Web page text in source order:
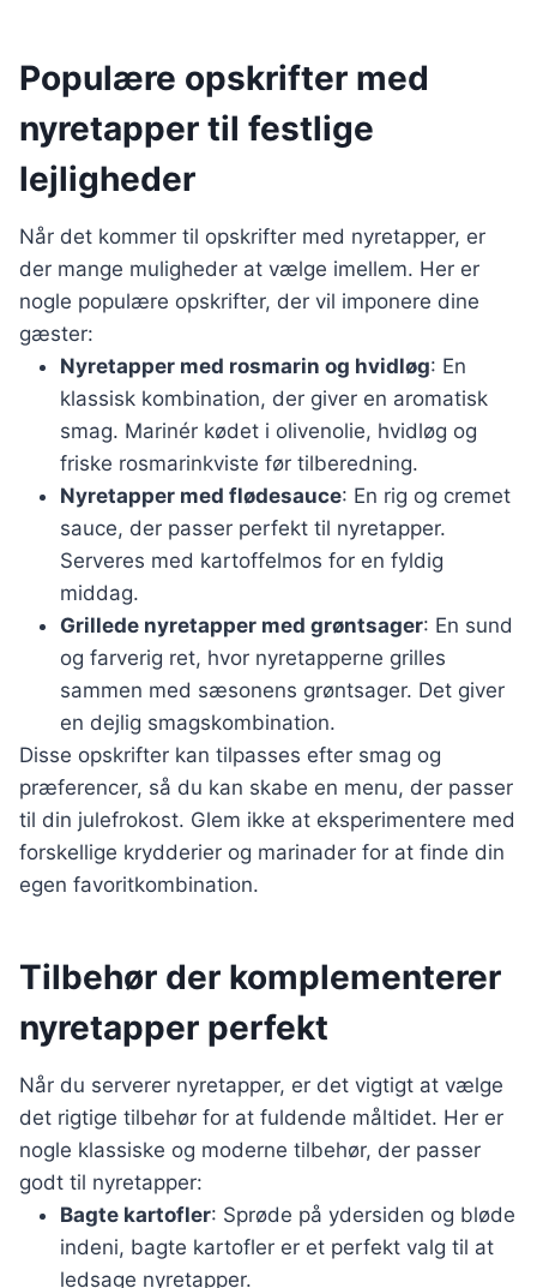
Populære opskrifter med
nyretapper til festlige
lejligheder
Når det kommer til opskrifter med nyretapper, er
der mange muligheder at vælge imellem. Her er
nogle populære opskrifter, der vil imponere dine
gæster:
Nyretapper med rosmarin og hvidløg: En
klassisk kombination, der giver en aromatisk
smag. Marinér kødet i olivenolie, hvidløg og
friske rosmarinkviste før tilberedning.
Nyretapper med flødesauce: En rig og cremet
sauce, der passer perfekt til nyretapper.
Serveres med kartoffelmos for en fyldig
middag.
Grillede nyretapper med grøntsager: En sund
og farverig ret, hvor nyretapperne grilles
sammen med sæsonens grøntsager. Det giver
en dejlig smagskombination.
Disse opskrifter kan tilpasses efter smag og
præferencer, så du kan skabe en menu, der passer
til din julefrokost. Glem ikke at eksperimentere med
forskellige krydderier og marinader for at finde din
egen favoritkombination.
Tilbehør der komplementerer
nyretapper perfekt
Når du serverer nyretapper, er det vigtigt at vælge
det rigtige tilbehør for at fuldende måltidet. Her er
nogle klassiske og moderne tilbehør, der passer
godt til nyretapper:
Bagte kartofler: Sprøde på ydersiden og bløde
indeni, bagte kartofler er et perfekt valg til at
ledsage nyretapper.